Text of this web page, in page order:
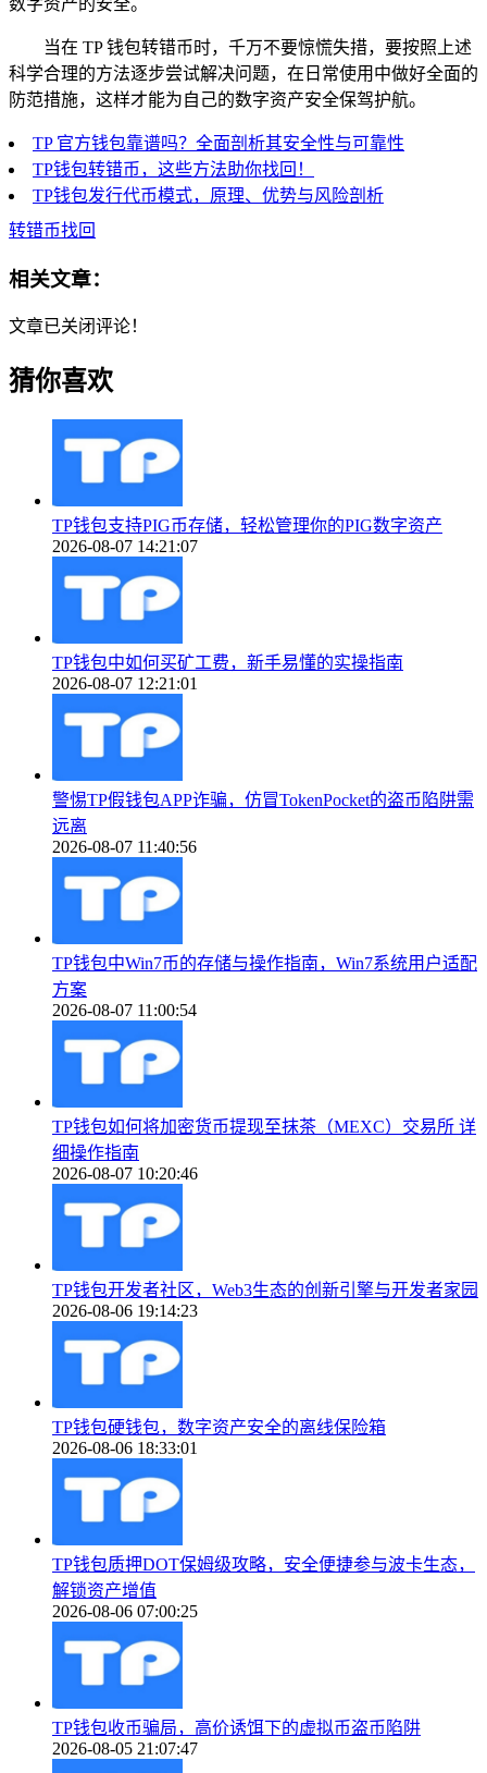
当在 TP 钱包转错币时，千万不要惊慌失措，要按照上述
科学合理的方法逐步尝试解决问题，在日常使用中做好全面的
防范措施，这样才能为自己的数字资产安全保驾护航。
TP 官方钱包靠谱吗？全面剖析其安全性与可靠性
TP钱包转错币，这些方法助你找回！
TP钱包发行代币模式，原理、优势与风险剖析
转错币找回
相关文章：
文章已关闭评论！
猜你喜欢
TP钱包支持PIG币存储，轻松管理你的PIG数字资产
2026-08-07 14:21:07
TP钱包中如何买矿工费，新手易懂的实操指南
2026-08-07 12:21:01
警惕TP假钱包APP诈骗，仿冒TokenPocket的盗币陷阱需
远离
2026-08-07 11:40:56
TP钱包中Win7币的存储与操作指南，Win7系统用户适配
方案
2026-08-07 11:00:54
TP钱包如何将加密货币提现至抹茶（MEXC）交易所 详
细操作指南
2026-08-07 10:20:46
TP钱包开发者社区，Web3生态的创新引擎与开发者家园
2026-08-06 19:14:23
TP钱包硬钱包，数字资产安全的离线保险箱
2026-08-06 18:33:01
TP钱包质押DOT保姆级攻略，安全便捷参与波卡生态，
解锁资产增值
2026-08-06 07:00:25
TP钱包收币骗局，高价诱饵下的虚拟币盗币陷阱
2026-08-05 21:07:47